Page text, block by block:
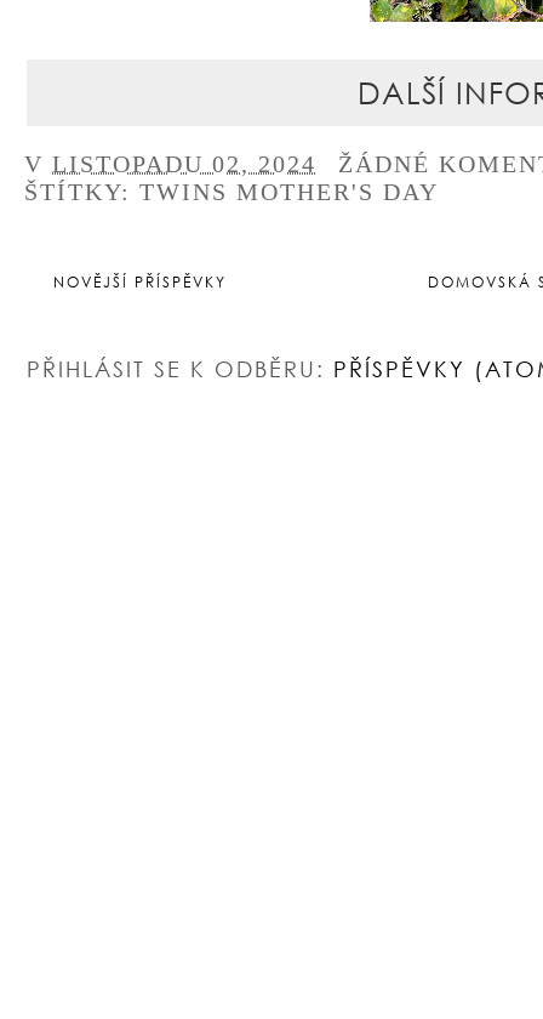
DALŠÍ
V LISTOPADU 02, 2024
ŽÁDNÉ
ŠTÍTKY: TWINS MOTHER'S DAY
NOVĚJŠÍ PŘÍSPĚVKY DOMOVSKÁ
PŘIHLÁSIT SE K ODBĚRU: PŘÍSPĚVKY